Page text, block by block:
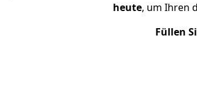
heute, um Ihren
Füllen